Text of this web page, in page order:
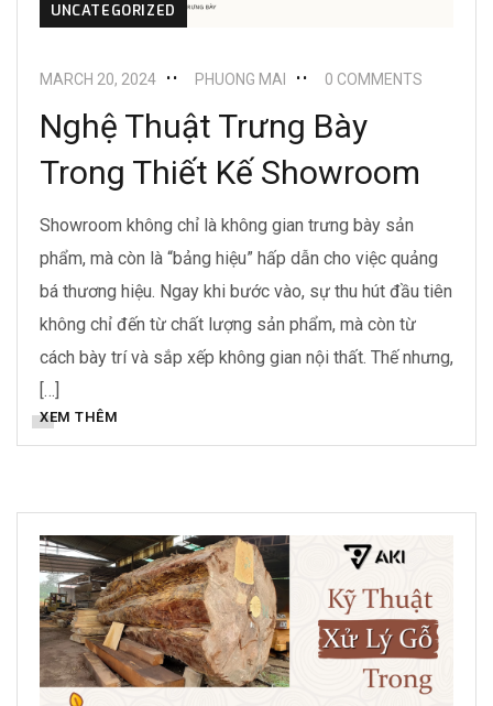
UNCATEGORIZED
MARCH 20, 2024 PHUONG MAI 0 COMMENTS
Nghệ Thuật Trưng Bày
Trong Thiết Kế Showroom
Showroom không chỉ là không gian trưng bày sản
phẩm, mà còn là “bảng hiệu” hấp dẫn cho việc quảng
bá thương hiệu. Ngay khi bước vào, sự thu hút đầu tiên
không chỉ đến từ chất lượng sản phẩm, mà còn từ
cách bày trí và sắp xếp không gian nội thất. Thế nhưng,
[…]
XEM THÊM